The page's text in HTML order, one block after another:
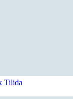
Tilida